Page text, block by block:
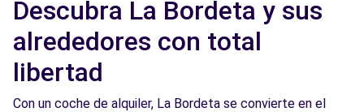
Descubra La Bordeta y sus
alrededores con total
libertad
Con un coche de alquiler, La Bordeta se convierte en el